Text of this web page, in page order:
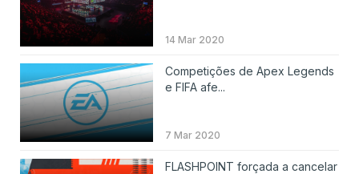
14 Mar 2020
Competições de Apex Legends
e FIFA afe...
7 Mar 2020
FLASHPOINT forçada a cancelar